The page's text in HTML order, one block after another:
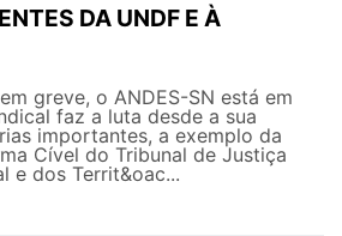
DA UNDF E À
greve, o ANDES-SN está em
faz a luta desde a sua
importantes, a exemplo da
Cível do Tribunal de Justiça
e dos Territ&oac...